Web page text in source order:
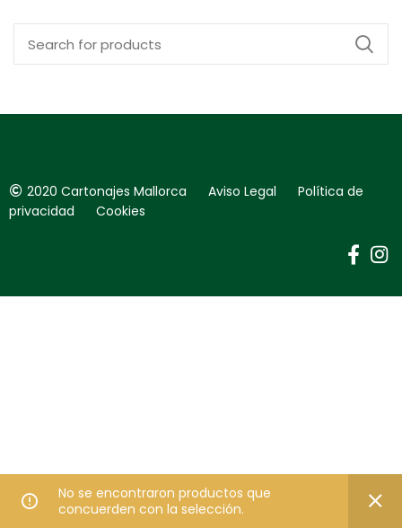
No se encontraron productos que
concuerden con la selección.
2020 Cartonajes Mallorca Aviso Legal Política de
privacidad Cookies